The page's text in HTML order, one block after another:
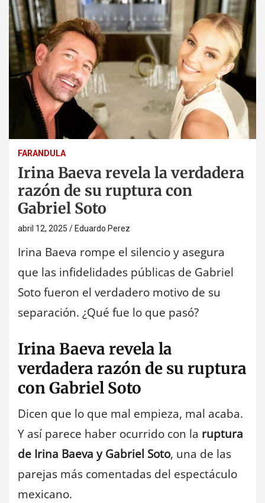
FARANDULA
Irina Baeva revela la verdadera
razón de su ruptura con
Gabriel Soto
abril 12, 2025 Eduardo Perez
Irina Baeva rompe el silencio y asegura
que las infidelidades públicas de Gabriel
Soto fueron el verdadero motivo de su
separación. ¿Qué fue lo que pasó?
Irina Baeva revela la
verdadera razón de su ruptura
con Gabriel Soto
Dicen que lo que mal empieza, mal acaba.
Y así parece haber ocurrido con la ruptura
de Irina Baeva y Gabriel Soto, una de las
parejas más comentadas del espectáculo
mexicano.